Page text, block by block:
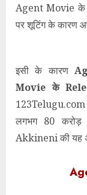
Agent Movie के
पर शूटिंग के कारण
इसी के कारण
Movie के
लगभग 80
Akkineni की यह